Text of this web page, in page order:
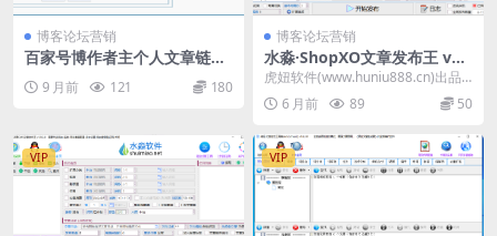
博客论坛营销
百家号博作者主个人文章链接
9 月前 121 180
博客论坛营销
水淼·ShopXO文章发布王 v1.
7.0.0
虎妞软件(www.huniu888.cn)出品
的发布王系列之ShopXO发布王。...
6 月前 89 50
VIP VIP